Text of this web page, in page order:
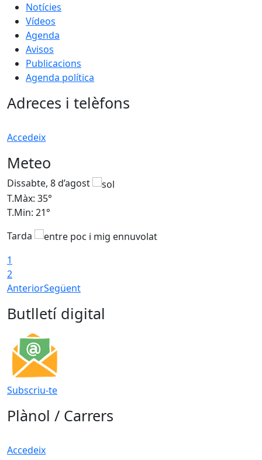
Notícies
Vídeos
Agenda
Avisos
Publicacions
Agenda política
Adreces i telèfons
Accedeix
Meteo
Dissabte, 8 d’agost
T.Màx: 35°
T.Min: 21°
Tarda
1
2
AnteriorSegüent
Butlletí digital
Subscriu-te
Plànol / Carrers
Accedeix